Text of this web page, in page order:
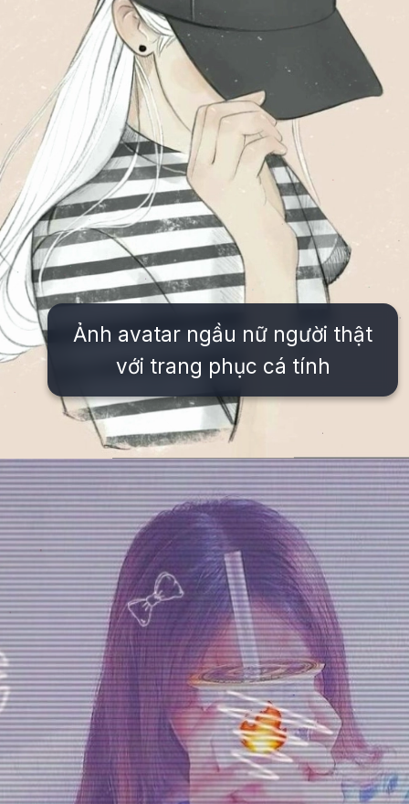
Ảnh avatar ngầu nữ người thật
với trang phục cá tính
Đang mởhttps://issiloo.edu.vn/anh-avatar-nu-ngau